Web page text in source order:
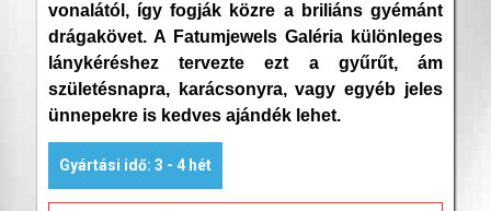
vonalától, így fogják közre a briliáns gyémánt
drágakövet. A Fatumjewels Galéria különleges
lánykéréshez tervezte ezt a gyűrűt, ám
születésnapra, karácsonyra, vagy egyéb jeles
ünnepekre is kedves ajándék lehet.
Gyártási idő: 3 - 4 hét